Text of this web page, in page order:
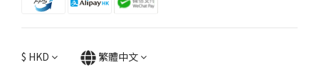
$ HKD 繁體中文